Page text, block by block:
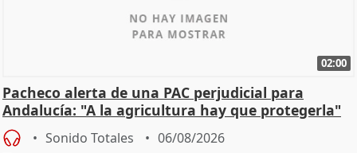
02:00
Pacheco alerta de una PAC perjudicial para
Andalucía: "A la agricultura hay que protegerla"
Sonido Totales 06/08/2026